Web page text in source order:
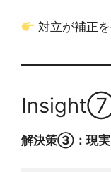
対立が補正
解決策③：現実